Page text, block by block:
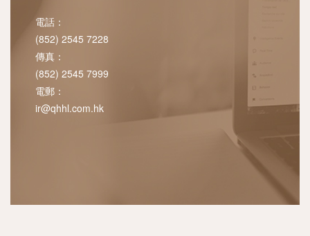
電話：
(852) 2545 7228
傳真：
(852) 2545 7999
電郵：
ir@qhhl.com.hk